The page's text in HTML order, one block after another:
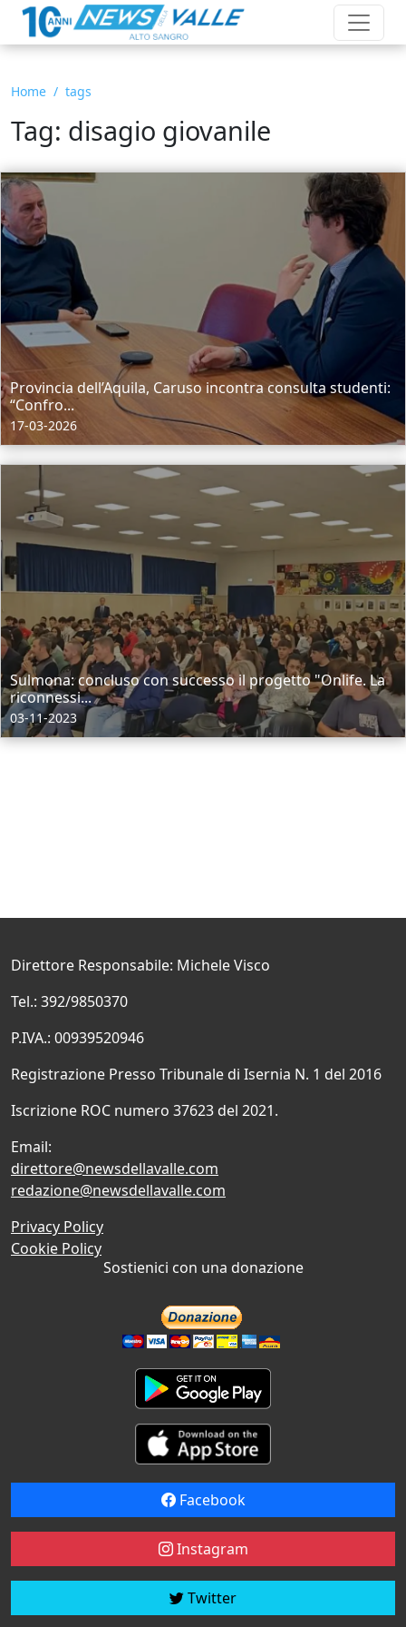
Home tags
Tag: disagio giovanile
Provincia dell’Aquila, Caruso incontra consulta studenti:
“Confro...
17-03-2026
Sulmona: concluso con successo il progetto "Onlife. La
riconnessi...
03-11-2023
Direttore Responsabile: Michele Visco
Tel.: 392/9850370
P.IVA.: 00939520946
Registrazione Presso Tribunale di Isernia N. 1 del 2016
Iscrizione ROC numero 37623 del 2021.
Email:
direttore@newsdellavalle.com
redazione@newsdellavalle.com
Privacy Policy
Cookie Policy
Sostienici con una donazione
Facebook
Instagram
Twitter